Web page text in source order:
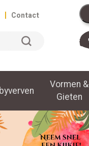
| Contact
Vormen &
Gieten